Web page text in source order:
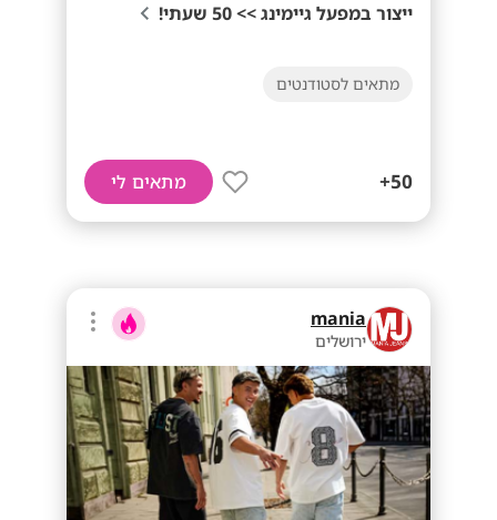
ייצור במפעל גיימינג >> 50 שעתי!
מתאים לסטודנטים
50+ מתאים לי
mania
ירושלים